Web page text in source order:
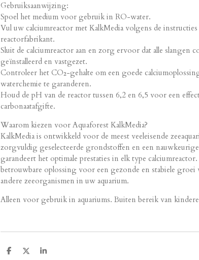
Gebruiksaanwijzing:
Spoel het medium voor gebruik in RO-water.
Vul uw calciumreactor met KalkMedia volgens de instructies
reactorfabrikant.
Sluit de calciumreactor aan en zorg ervoor dat alle slangen
geïnstalleerd en vastgezet.
Controleer het CO₂-gehalte om een ​​goede
waterchemie te garanderen.
Houd de pH van de reactor tussen 6,2 en 6,5 voor een
carbonaatafgifte.
Waarom kiezen voor Aquaforest KalkMedia?
KalkMedia is ontwikkeld voor de meest veeleisende
zorgvuldig geselecteerde grondstoffen en een
garandeert het optimale prestaties in elk type
betrouwbare oplossing voor een gezonde en stabiele groei
andere zeeorganismen in uw aquarium.
Alleen voor gebruik in aquariums. Buiten bereik van
D
D
S